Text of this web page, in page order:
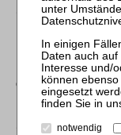
15.07.2025
Erfurt, 14. Juli
der PLUTA
15.07.2025notwendig